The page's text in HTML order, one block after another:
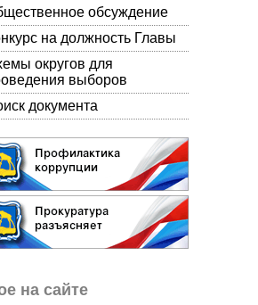
обсуждение
на должность Главы
округов для
выборов
документа
на сайте